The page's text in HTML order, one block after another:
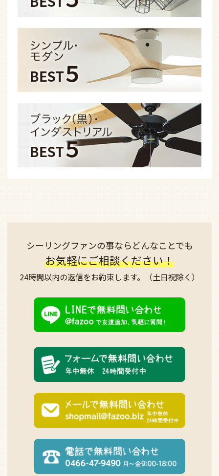
シーリングファンの事ならどんなことでも
お気軽にご相談ください！
24時間以内の返信をお約束します。 （土日祝除く）